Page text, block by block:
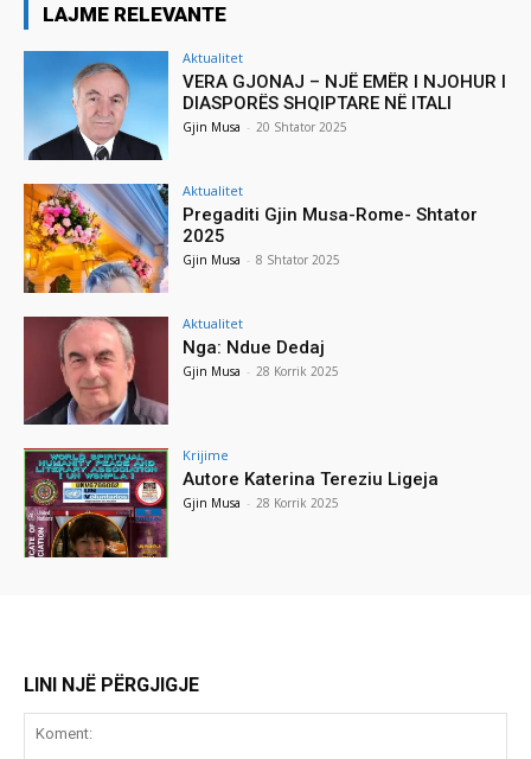
LAJME RELEVANTE
Aktualitet
VERA GJONAJ – NJË EMËR I NJOHUR I
DIASPORËS SHQIPTARE NË ITALI
Gjin Musa - 20 Shtator 2025
Aktualitet
Pregaditi Gjin Musa-Rome- Shtator
2025
Gjin Musa - 8 Shtator 2025
Aktualitet
Nga: Ndue Dedaj
Gjin Musa - 28 Korrik 2025
Krijime
Autore Katerina Tereziu Ligeja
Gjin Musa - 28 Korrik 2025
LINI NJË PËRGJIGJE